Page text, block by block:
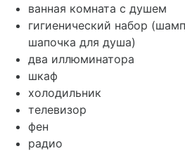
ванная комната с душем
гигиенический набор
шапочка для душа)
два иллюминатора
шкаф
холодильник
телевизор
фен
радио